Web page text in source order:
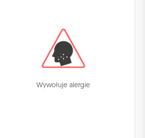
Wywołuje alergie